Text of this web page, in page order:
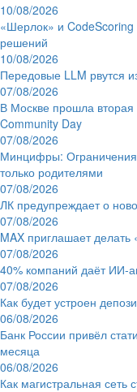
10/08/2026
«Шерлок» и
решений
10/08/2026
Передовые LLM рвутся
07/08/2026
В Москве прошла
Community Day
07/08/2026
Минцифры: Ограничения
только родителями
07/08/2026
ЛК предупреждает о
07/08/2026
MAX приглашает делать
07/08/2026
40% компаний даёт
07/08/2026
Как будет устроен
06/08/2026
Банк России привёл
месяца
06/08/2026
Как магистральная сеть